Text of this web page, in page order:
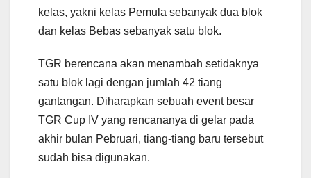
kelas, yakni kelas Pemula sebanyak dua blok
dan kelas Bebas sebanyak satu blok.
TGR berencana akan menambah setidaknya
satu blok lagi dengan jumlah 42 tiang
gantangan. Diharapkan sebuah event besar
TGR Cup IV yang rencananya di gelar pada
akhir bulan Pebruari, tiang-tiang baru tersebut
sudah bisa digunakan.